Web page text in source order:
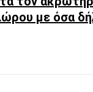
με όσα